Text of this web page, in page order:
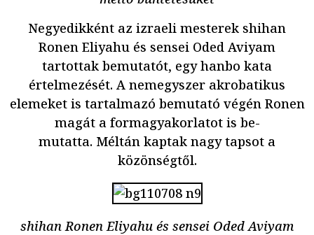
Negyedikként az izraeli mesterek shihan
Ronen Eliyahu és sensei Oded Aviyam
tartottak bemutatót, egy hanbo kata
értelmezését. A nemegyszer akrobatikus
elemeket is tartalmazó bemutató végén Ronen
magát a formagyakorlatot is be-
mutatta. Méltán kaptak nagy tapsot a
közönségtől.
shihan Ronen Eliyahu és sensei Oded Aviyam